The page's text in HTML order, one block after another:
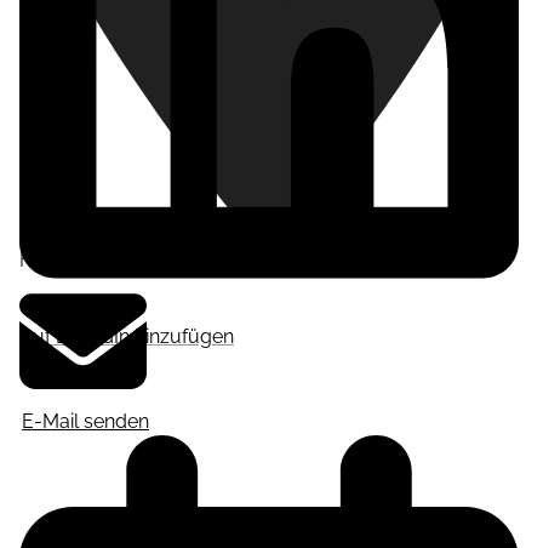
Auf LinkedIn hinzufügen
Frankfurt am Main
E-Mail senden